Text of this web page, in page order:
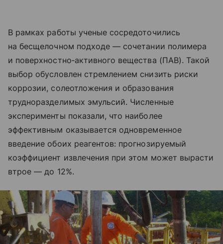
В рамках работы ученые сосредоточились
на бесщелочном подходе — сочетании полимера
и поверхностно‑активного вещества (ПАВ). Такой
выбор обусловлен стремлением снизить риски
коррозии, солеотложения и образования
трудноразделимых эмульсий. Численные
эксперименты показали, что наиболее
эффективным оказывается одновременное
введение обоих реагентов: прогнозируемый
коэффициент извлечения при этом может вырасти
втрое — до 12%.